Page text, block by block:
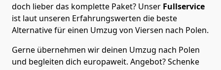
doch lieber das komplette Paket? Unser Fullservice
ist laut unseren Erfahrungswerten die beste
Alternative für einen Umzug von Viersen nach Polen.
Gerne übernehmen wir deinen Umzug nach Polen
und begleiten dich europaweit. Angebot? Schenke